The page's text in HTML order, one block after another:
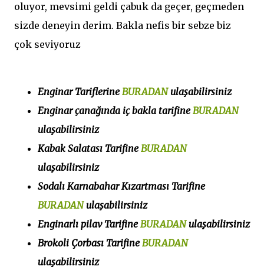
oluyor, mevsimi geldi çabuk da geçer, geçmeden
sizde deneyin derim. Bakla nefis bir sebze biz
çok seviyoruz
Enginar TariflerineBURADANulaşabilirsiniz
Enginar çanağında iç bakla tarifineBURADAN
ulaşabilirsiniz
Kabak Salatası TarifineBURADAN
ulaşabilirsiniz
Sodalı Karnabahar Kızartması Tarifine
BURADANulaşabilirsiniz
Enginarlı pilav TarifineBURADANulaşabilirsiniz
Brokoli Çorbası TarifineBURADAN
ulaşabilirsiniz